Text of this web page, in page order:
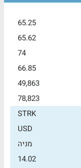
65.25
65.62
74
66.85
49,863
78,823
STRK
USD
מניה
14.02